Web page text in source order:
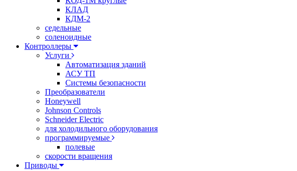
КЛАД
КДМ-2
седельные
соленоидные
Контроллеры
Услуги
Автоматизация зданий
АСУ ТП
Системы безопасности
Преобразователи
Honeywell
Johnson Controls
Schneider Electric
для холодильного оборудования
программируемые
полевые
скорости вращения
Приводы